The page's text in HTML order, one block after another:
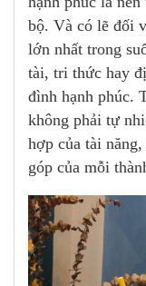
bộ. Và có lẽ đối
lớn nhất trong
tài, tri thức hay
đình hạnh phúc.
không phải tự
hợp của tài
góp của mỗi